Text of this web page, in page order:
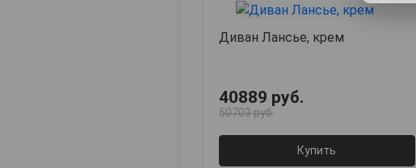
Диван Лансье, крем
40889 руб.
50703 руб.
Купить